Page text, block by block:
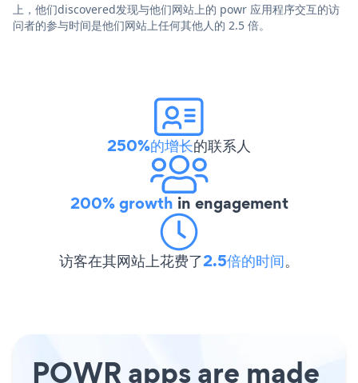
上，他们discovered发现与他们网站上的 powr 应用程序交互的访
问者的参与时间是他们网站上任何其他人的 2.5 倍。
250%的增长的联系人
200% growth in engagement
访客在其网站上花费了2.5倍的时间。
POWR apps are made